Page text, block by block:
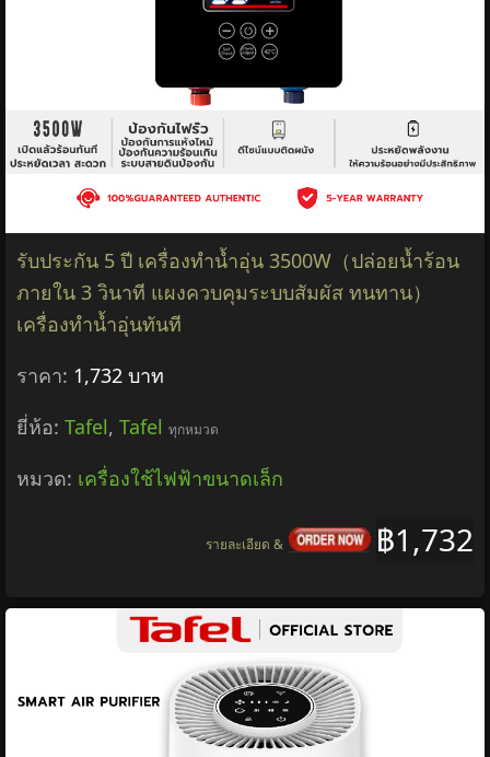
รับประกัน 5 ปี เครื่องทำน้ำอุ่น 3500W（ปล่อยน้ำร้อน
ภายใน 3 วินาที แผงควบคุมระบบสัมผัส ทนทาน）
เครื่องทำน้ำอุ่นทันที
ราคา: 1,732 บาท
ยี่ห้อ: Tafel, Tafel ทุกหมวด
หมวด: เครื่องใช้ไฟฟ้าขนาดเล็ก
฿1,732
รายละเอียด &